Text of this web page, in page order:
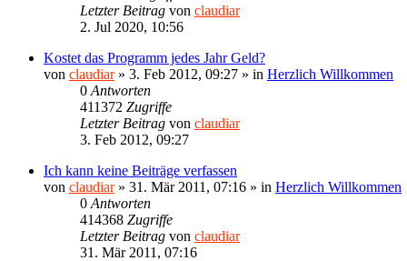
Letzter Beitrag von claudiar
2. Jul 2020, 10:56
Kostet das Programm jedes Jahr Geld?
von claudiar» 3. Feb 2012, 09:27 » in Herzlich Willkommen
0 Antworten
411372 Zugriffe
Letzter Beitrag von claudiar
3. Feb 2012, 09:27
Ich kann keine Beiträge verfassen
von claudiar» 31. Mär 2011, 07:16 » in Herzlich Willkommen
0 Antworten
414368 Zugriffe
Letzter Beitrag von claudiar
31. Mär 2011, 07:16